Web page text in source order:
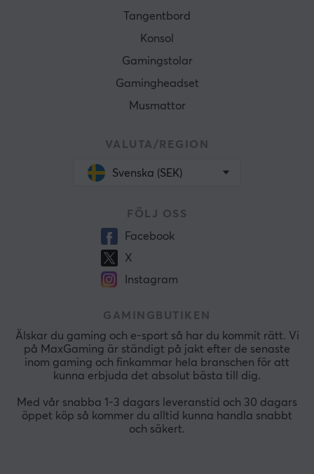
Tangentbord
Konsol
Gamingstolar
Gamingheadset
Musmattor
VALUTA/REGION
Svenska (SEK)
FÖLJ OSS
Facebook
X
Instagram
GAMINGBUTIKEN
Älskar du gaming och e-sport så har du kommit rätt. Vi
på MaxGaming är ständigt på jakt efter de senaste
inom gaming och finkammar hela branschen för att
kunna erbjuda det absolut bästa till dig.
Med vår snabba 1-3 dagars leveranstid och 30 dagars
öppet köp så kommer du alltid kunna handla snabbt
och säkert.